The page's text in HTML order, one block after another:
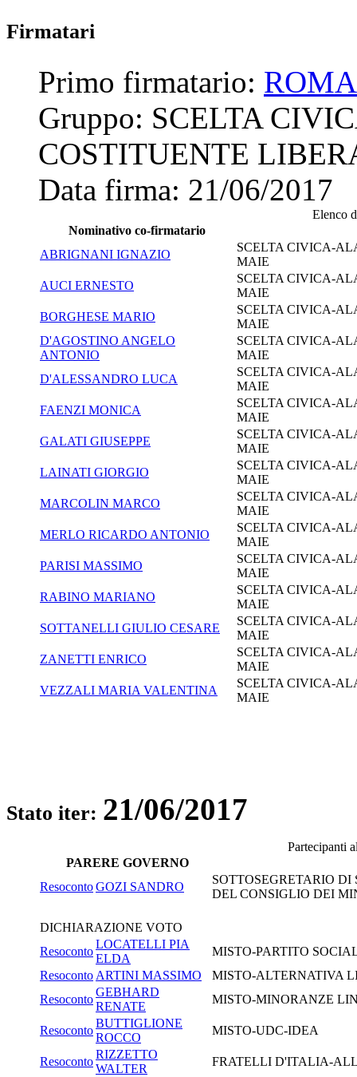
Firmatari
Primo firmatario:
Gruppo: SCELTA
COSTITUENTE
Data firma: 21/06/2017
Elenco
Nominativo co-firmatario
ABRIGNANI IGNAZIO
SCELTA CIVICA-
MAIE
AUCI ERNESTO
SCELTA CIVICA-
MAIE
BORGHESE MARIO
SCELTA CIVICA-
MAIE
D'AGOSTINO ANGELO
ANTONIO
SCELTA CIVICA-
MAIE
D'ALESSANDRO LUCA
SCELTA CIVICA-
MAIE
FAENZI MONICA
SCELTA CIVICA-
MAIE
GALATI GIUSEPPE
SCELTA CIVICA-
MAIE
LAINATI GIORGIO
SCELTA CIVICA-
MAIE
MARCOLIN MARCO
SCELTA CIVICA-
MAIE
MERLO RICARDO ANTONIO
SCELTA CIVICA-
MAIE
PARISI MASSIMO
SCELTA CIVICA-
MAIE
RABINO MARIANO
SCELTA CIVICA-
MAIE
SOTTANELLI GIULIO CESARE
SCELTA CIVICA-
MAIE
ZANETTI ENRICO
SCELTA CIVICA-
MAIE
VEZZALI MARIA VALENTINA
SCELTA CIVICA-
MAIE
Stato iter: 21/06/2017
Partecipanti
PARERE GOVERNO
ResocontoGOZI SANDRO
SOTTOSEGRETARIO
DEL CONSIGLIO DEI
DICHIARAZIONE VOTO
Resoconto
LOCATELLI PIA
ELDA
MISTO-PARTITO
Resoconto ARTINI MASSIMO
MISTO-ALTERNATIVA
Resoconto
GEBHARD
RENATE
MISTO-MINORANZE
Resoconto
BUTTIGLIONE
ROCCO
MISTO-UDC-IDEA
Resoconto
RIZZETTO
WALTER
FRATELLI D'ITALIA-